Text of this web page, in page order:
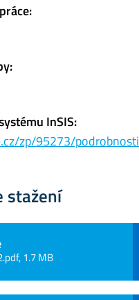
InSIS:
zp/95273/podrobnosti
stažení
1.7 MB